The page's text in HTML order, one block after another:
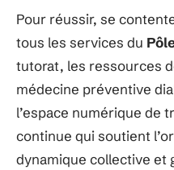
Pour réussir, se
tous les services du
tutorat, les ressources
médecine préventive
l’espace numérique de
continue qui soutient
dynamique collective et